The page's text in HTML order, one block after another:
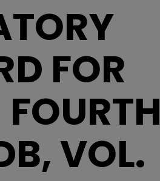
FOR
VOL.